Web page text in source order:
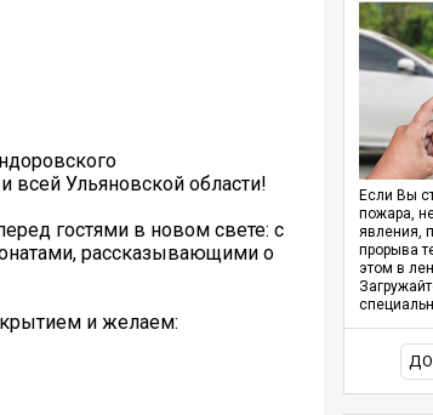
всей Ульяновской области!
гостями в новом свете: с
рассказывающими о
и желаем:
Если Вы
пожара,
явления,
прорыва
этом в